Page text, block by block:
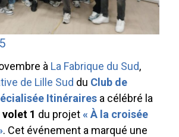
à La Fabrique du Sud,
de Lille Sud du Club de
Itinéraires a célébré la
volet 1 du projet« À la croisée
. Cet événement a marqué une